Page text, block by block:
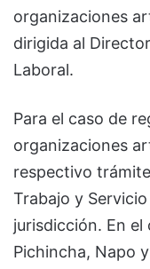
organizaciones
dirigida al
Laboral.
Para el caso de
organizaciones
respectivo
Trabajo y
jurisdicción. En el
Pichincha, Napo